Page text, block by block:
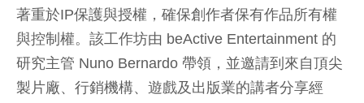
著重於IP保護與授權，確保創作者保有作品所有權
與控制權。該工作坊由 beActive Entertainment 的
研究主管 Nuno Bernardo 帶領，並邀請到來自頂尖
製片廠、行銷機構、遊戲及出版業的講者分享經